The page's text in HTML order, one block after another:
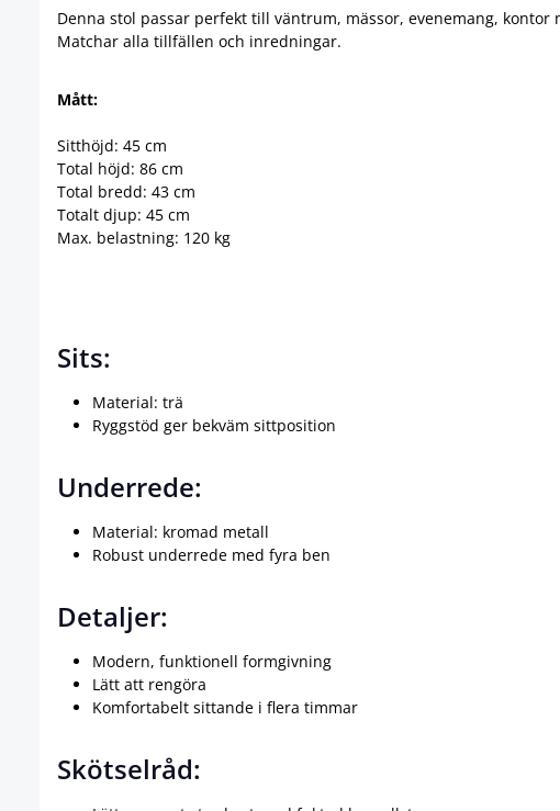
Denna stol passar perfekt till väntrum, mässor, evenemang,
Matchar alla tillfällen och inredningar.
Mått:
Sitthöjd: 45 cm
Total höjd: 86 cm
Total bredd: 43 cm
Totalt djup: 45 cm
Max. belastning: 120 kg
Sits:
Material: trä
Ryggstöd ger bekväm sittposition
Underrede:
Material: kromad metall
Robust underrede med fyra ben
Detaljer:
Modern, funktionell formgivning
Lätt att rengöra
Komfortabelt sittande i flera timmar
Skötselråd: